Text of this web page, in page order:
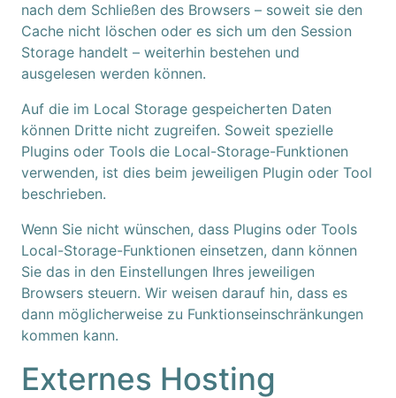
nach dem Schließen des Browsers – soweit sie den
Cache nicht löschen oder es sich um den Session
Storage handelt – weiterhin bestehen und
ausgelesen werden können.
Auf die im Local Storage gespeicherten Daten
können Dritte nicht zugreifen. Soweit spezielle
Plugins oder Tools die Local-Storage-Funktionen
verwenden, ist dies beim jeweiligen Plugin oder Tool
beschrieben.
Wenn Sie nicht wünschen, dass Plugins oder Tools
Local-Storage-Funktionen einsetzen, dann können
Sie das in den Einstellungen Ihres jeweiligen
Browsers steuern. Wir weisen darauf hin, dass es
dann möglicherweise zu Funktionseinschränkungen
kommen kann.
Externes Hosting